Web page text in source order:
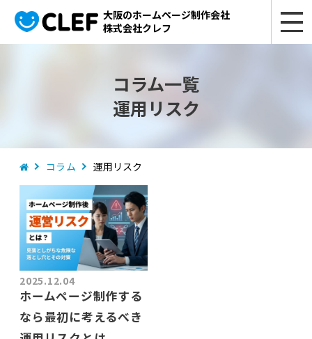
大阪のホームページ制作会社
株式会社クレフ
コラム一覧
運用リスク
コラム 運用リスク
2025.12.04
ホームページ制作する
なら最初に考えるべき